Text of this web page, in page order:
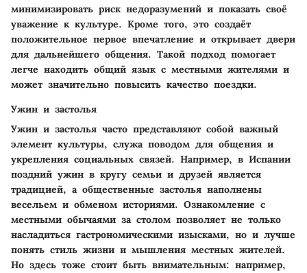
минимизировать риск недоразумений и показать своё
уважение к культуре. Кроме того, это создаёт
положительное первое впечатление и открывает двери
для дальнейшего общения. Такой подход помогает
легче находить общий язык с местными жителями и
может значительно повысить качество поездки.
Ужин и застолья
Ужин и застолья часто представляют собой важный
элемент культуры, служа поводом для общения и
укрепления социальных связей. Например, в Испании
поздний ужин в кругу семьи и друзей является
традицией, а общественные застолья наполнены
весельем и обменом историями. Ознакомление с
местными обычаями за столом позволяет не только
насладиться гастрономическими изысками, но и лучше
понять стиль жизни и мышления местных жителей.
Но здесь тоже стоит быть внимательным: например,